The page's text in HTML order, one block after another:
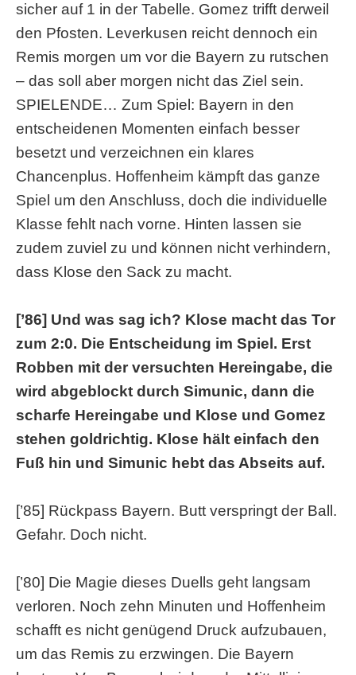
sicher auf 1 in der Tabelle. Gomez trifft derweil
den Pfosten. Leverkusen reicht dennoch ein
Remis morgen um vor die Bayern zu rutschen
– das soll aber morgen nicht das Ziel sein.
SPIELENDE… Zum Spiel: Bayern in den
entscheidenen Momenten einfach besser
besetzt und verzeichnen ein klares
Chancenplus. Hoffenheim kämpft das ganze
Spiel um den Anschluss, doch die individuelle
Klasse fehlt nach vorne. Hinten lassen sie
zudem zuviel zu und können nicht verhindern,
dass Klose den Sack zu macht.
[’86] Und was sag ich? Klose macht das Tor
zum 2:0. Die Entscheidung im Spiel. Erst
Robben mit der versuchten Hereingabe, die
wird abgeblockt durch Simunic, dann die
scharfe Hereingabe und Klose und Gomez
stehen goldrichtig. Klose hält einfach den
Fuß hin und Simunic hebt das Abseits auf.
[’85] Rückpass Bayern. Butt verspringt der Ball.
Gefahr. Doch nicht.
[’80] Die Magie dieses Duells geht langsam
verloren. Noch zehn Minuten und Hoffenheim
schafft es nicht genügend Druck aufzubauen,
um das Remis zu erzwingen. Die Bayern